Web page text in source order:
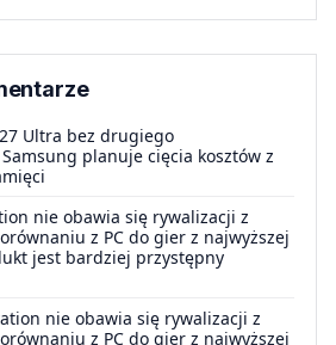
Ultra bez drugiego
planuje cięcia kosztów z
nie obawia się rywalizacji z
z PC do gier z najwyższej
jest bardziej przystępny
nie obawia się rywalizacji z
z PC do gier z najwyższej